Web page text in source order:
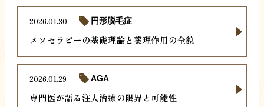
メソセラピーの基礎理論と薬理作用の全貌
2026.01.30 円形脱毛症
専門医が語る注入治療の限界と可能性
2026.01.29 AGA